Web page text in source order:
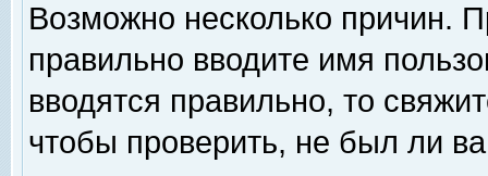
Возможно несколько причин.
правильно вводите имя
вводятся правильно, то
чтобы проверить, не был ли